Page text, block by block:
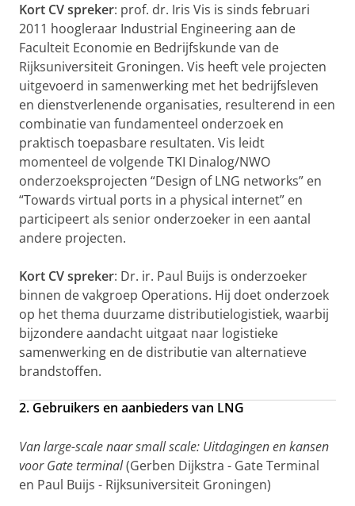
Kort CV spreker: prof. dr. Iris Vis is sinds februari
2011 hoogleraar Industrial Engineering aan de
Faculteit Economie en Bedrijfskunde van de
Rijksuniversiteit Groningen. Vis heeft vele projecten
uitgevoerd in samenwerking met het bedrijfsleven
en dienstverlenende organisaties, resulterend in een
combinatie van fundamenteel onderzoek en
praktisch toepasbare resultaten. Vis leidt
momenteel de volgende TKI Dinalog/NWO
onderzoeksprojecten “Design of LNG networks” en
“Towards virtual ports in a physical internet” en
participeert als senior onderzoeker in een aantal
andere projecten.
Kort CV spreker: Dr. ir. Paul Buijs is onderzoeker
binnen de vakgroep Operations. Hij doet onderzoek
op het thema duurzame distributielogistiek, waarbij
bijzondere aandacht uitgaat naar logistieke
samenwerking en de distributie van alternatieve
brandstoffen.
2. Gebruikers en aanbieders van LNG
Van large-scale naar small scale: Uitdagingen en kansen
voor Gate terminal(Gerben Dijkstra - Gate Terminal
en Paul Buijs - Rijksuniversiteit Groningen)